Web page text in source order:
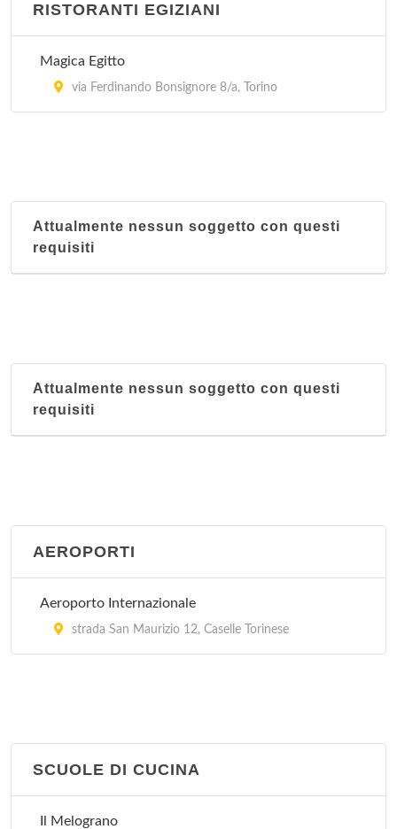
RISTORANTI EGIZIANI
Magica Egitto
via Ferdinando Bonsignore 8/a, Torino
Attualmente nessun soggetto con questi
requisiti
Attualmente nessun soggetto con questi
requisiti
AEROPORTI
Aeroporto Internazionale
strada San Maurizio 12, Caselle Torinese
SCUOLE DI CUCINA
Il Melograno